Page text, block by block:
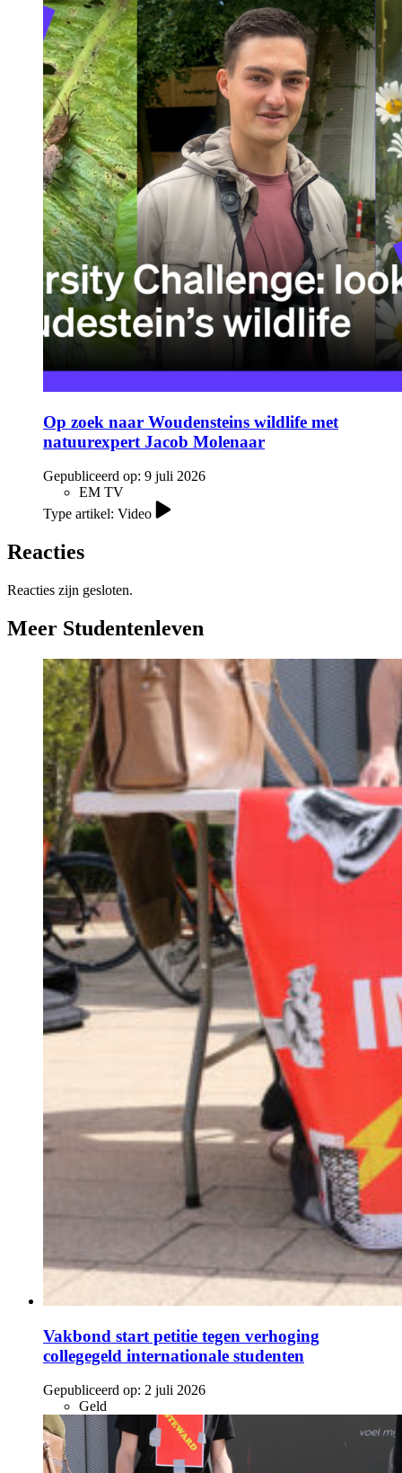
Op zoek naar Woudensteins wildlife met
natuurexpert Jacob Molenaar
Gepubliceerd op: 9 juli 2026
EM TV
Type artikel: Video
Reacties
Reacties zijn gesloten.
Meer Studentenleven
Vakbond start petitie tegen verhoging
collegegeld internationale studenten
Gepubliceerd op: 2 juli 2026
Geld